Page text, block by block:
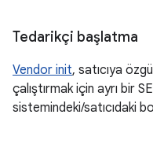
Tedarikçi başlatma
Vendor init, satıcıya
çalıştırmak için ayrı bir
sistemindeki/satıcıdaki